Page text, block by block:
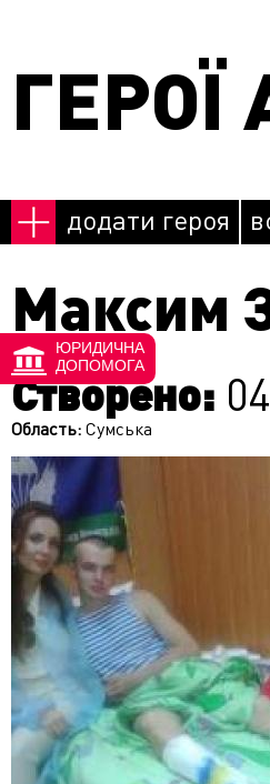
ГЕРОЇ
додати героя
Максим
Створено:
Область:Сумська
ЮРИДИЧНА
ДОПОМОГА